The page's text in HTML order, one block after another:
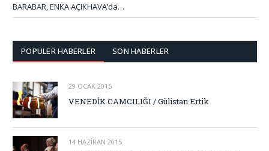
BARABAR, ENKA AÇIKHAVA’da…
POPÜLER HABERLER SON HABERLER
29 OCAK 2015
VENEDİK CAMCILIĞI / Gülistan Ertik
14 HAZIRAN 2015